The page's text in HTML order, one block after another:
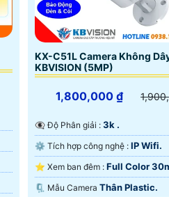
KX-C51L Camera Không
KBVISION (5MP)
1,800,000 ₫
👁️‍🗨 Độ Phân giải : 3k .
⚙ Tích hợp công nghệ : IP Wifi.
⭐ Xem ban đêm : Full Color
Ban Ðêm.
🗜️ Mẫu Camera Thân Plastic.